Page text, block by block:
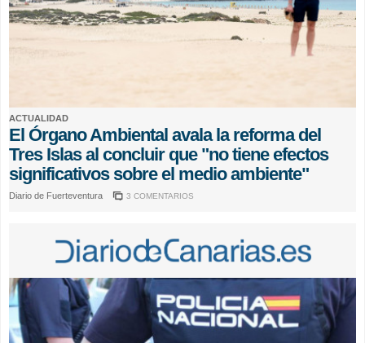
ACTUALIDAD
El Órgano Ambiental avala la reforma del
Tres Islas al concluir que "no tiene efectos
significativos sobre el medio ambiente"
Diario de Fuerteventura 3 COMENTARIOS